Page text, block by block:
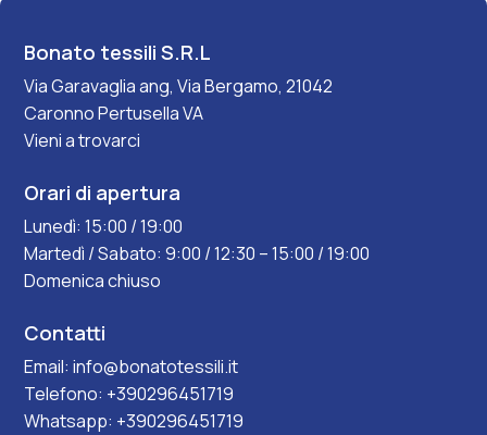
Bonato tessili S.R.L
Via Garavaglia ang, Via Bergamo, 21042
Caronno Pertusella VA
Vieni a trovarci
Orari di apertura
Lunedì: 15:00 / 19:00
Martedì / Sabato: 9:00 / 12:30 – 15:00 / 19:00
Domenica chiuso
Contatti
Email:info@bonatotessili.it
Telefono: +390296451719
Whatsapp: +390296451719